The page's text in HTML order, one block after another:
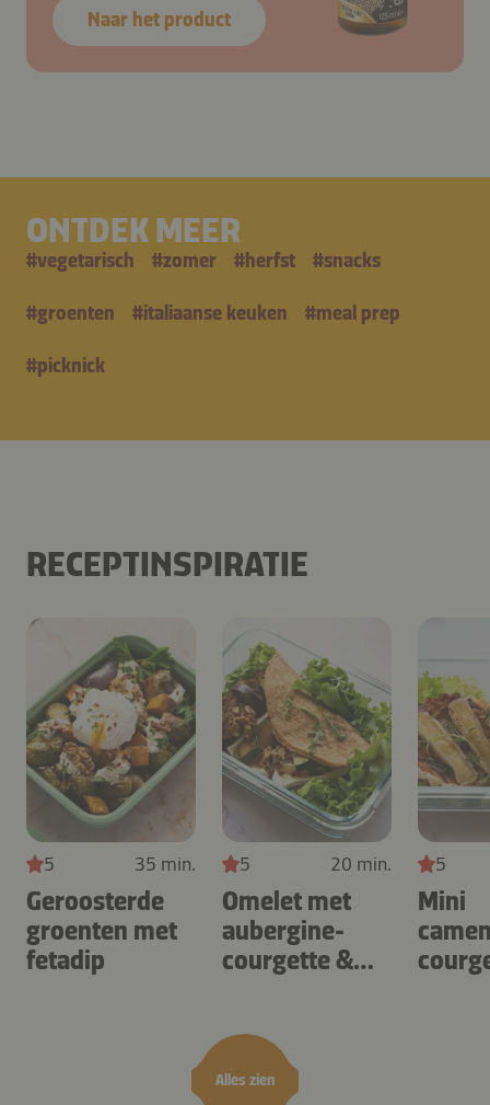
Naar het product
ONTDEK MEER
#vegetarisch #zomer #herfst #snacks
#groenten #italiaanse keuken #meal prep
#picknick
RECEPTINSPIRATIE
Alles zien
5 35 min.
Geroosterde
groenten met
fetadip
5 20 min.
Omelet met
aubergine-
courgette &
5
Mini